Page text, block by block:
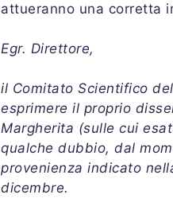
attueranno una corretta
Egr. Direttore,
il Comitato Scientifico
esprimere il proprio
Margherita (sulle cui
qualche dubbio, dal
provenienza indicato
dicembre.